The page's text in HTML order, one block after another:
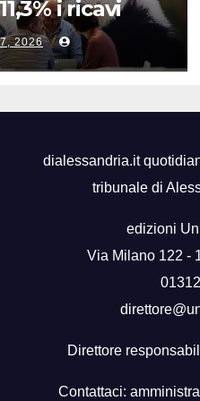
i ricavi
2026
dialessandria.it
tribunale di
edizioni
Via Milano 122 -
Direttore
Contattaci: